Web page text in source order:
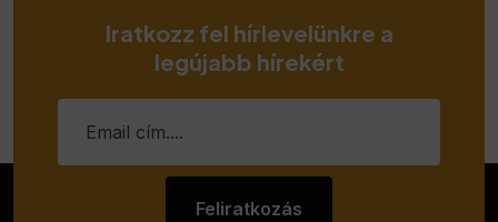
Iratkozz fel hírlevelünkre a
legújabb hírekért
Feliratkozás